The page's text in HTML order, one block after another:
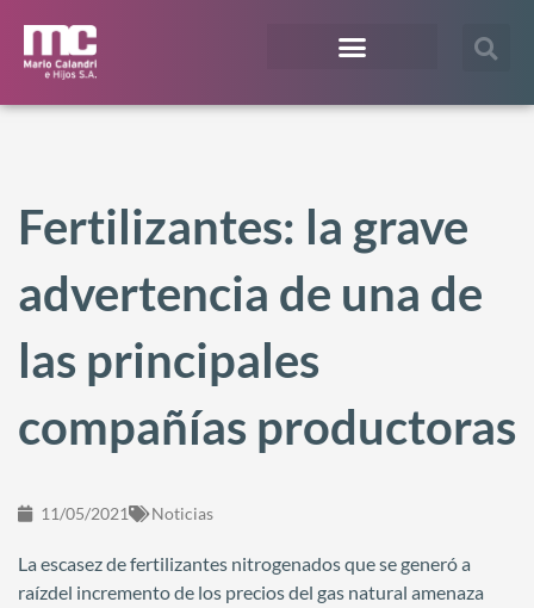
Fertilizantes: la grave
advertencia de una de
las principales
compañías productoras
11/05/2021 Noticias
La escasez de fertilizantes nitrogenados que se generó a
raízdel incremento de los precios del gas natural amenaza